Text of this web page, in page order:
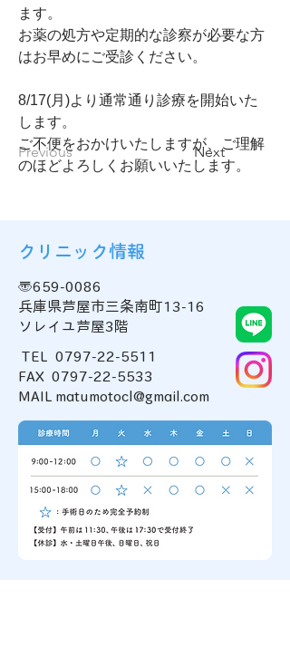
Previous Next
ます。
お薬の処方や定期的な診察が必要な方
はお早めにご受診ください。
8/17(月)より通常通り診療を開始いた
します。
ご不便をおかけいたしますが、ご理解
のほどよろしくお願いいたします。
クリニック情報
〒659-0086
兵庫県芦屋市三条南町13-16
ソレイユ芦屋3階
TEL
0797-22-5511
FAX 0797-22-5533
MAIL matumotocl@gmail.com